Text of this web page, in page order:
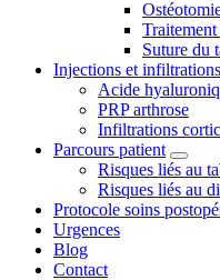
Suture du
Injections et infiltrations
Acide
PRP arthrose
Infiltrations
Parcours patient
Risques liés au
Risques liés au
Protocole soins
Urgences
Blog
Contact